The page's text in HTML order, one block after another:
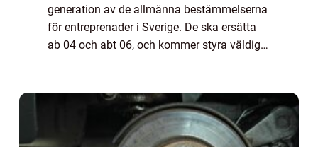
generation av de allmänna bestämmelserna
för entreprenader i Sverige. De ska ersätta
ab 04 och abt 06, och kommer styra väldigt